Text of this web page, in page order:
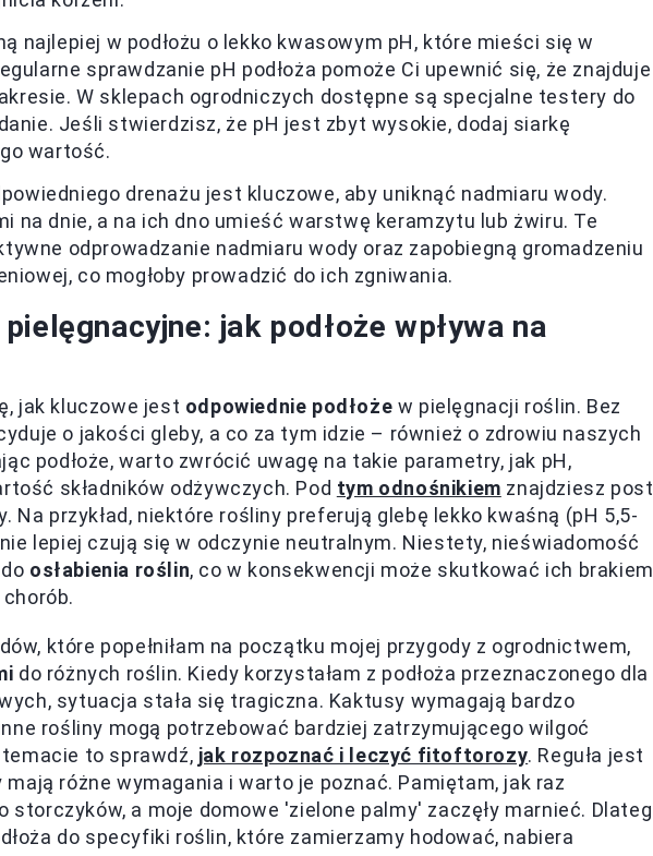
najlepiej w podłożu o lekko kwasowym pH, które mieści się w
sprawdzanie pH podłoża pomoże Ci upewnić się, że znajduje
W sklepach ogrodniczych dostępne są specjalne testery do
Jeśli stwierdzisz, że pH jest zbyt wysokie, dodaj siarkę
wartość.
drenażu jest kluczowe, aby uniknąć nadmiaru wody.
na dnie, a na ich dno umieść warstwę keramzytu lub żwiru. Te
odprowadzanie nadmiaru wody oraz zapobiegną gromadzeniu
co mogłoby prowadzić do ich zgniwania.
jak podłoże wpływa na
jak kluczowe jest odpowiednie podłoże w pielęgnacji roślin. Bez
o jakości gleby, a co za tym idzie – również o zdrowiu naszych
podłoże, warto zwrócić uwagę na takie parametry, jak pH,
składników odżywczych. Pod tym odnośnikiem znajdziesz
Na przykład, niektóre rośliny preferują glebę lekko kwaśną (pH 5,5-
lepiej czują się w odczynie neutralnym. Niestety, nieświadomość
osłabienia roślin, co w konsekwencji może skutkować ich brakiem
które popełniłam na początku mojej przygody z ogrodnictwem,
do różnych roślin. Kiedy korzystałam z podłoża przeznaczonego dla
sytuacja stała się tragiczna. Kaktusy wymagają bardzo
rośliny mogą potrzebować bardziej zatrzymującego wilgoć
to sprawdź, jak rozpoznać i leczyć fitoftorozy. Reguła jest
różne wymagania i warto je poznać. Pamiętam, jak raz
storczyków, a moje domowe 'zielone palmy' zaczęły marnieć.
do specyfiki roślin, które zamierzamy hodować, nabiera